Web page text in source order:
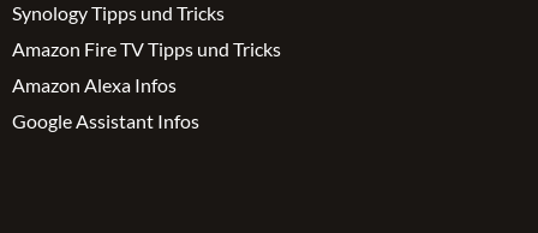
Synology Tipps und Tricks
Amazon Fire TV Tipps und Tricks
Amazon Alexa Infos
Google Assistant Infos